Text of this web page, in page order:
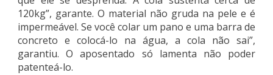
120kg”, garante. O material não gruda na pele e é
impermeável. Se você colar um pano e uma barra de
concreto e colocá-lo na água, a cola não sai”,
garantiu. O aposentado só lamenta não poder
patenteá-lo.